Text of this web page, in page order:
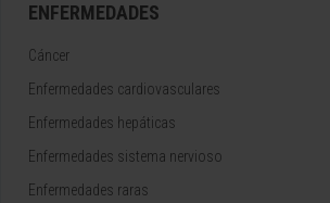
ENFERMEDADES
Cáncer
Enfermedades cardiovasculares
Enfermedades hepáticas
Enfermedades sistema nervioso
Enfermedades raras